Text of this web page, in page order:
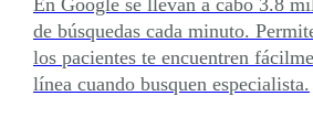
de búsquedas cada minuto.
los pacientes te encuentren
línea cuando busquen especialista.